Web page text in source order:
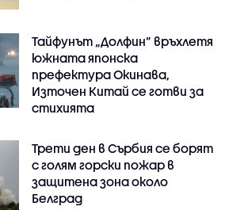
Тайфунът „Долфин” връхлетя
южната японска
префектура Окинава,
Източен Китай се готви за
стихията
Трети ден в Сърбия се борят
с голям горски пожар в
защитена зона около
Белград